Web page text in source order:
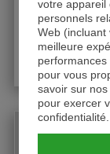
vous êtes ?
du type
enfants,
Parfois
nous
sévère.
avez
même
LIRE LA
votre appareil
personnels
Web (incluant
meilleure
pour vous
savoir sur
pour exercer
confidentialité.